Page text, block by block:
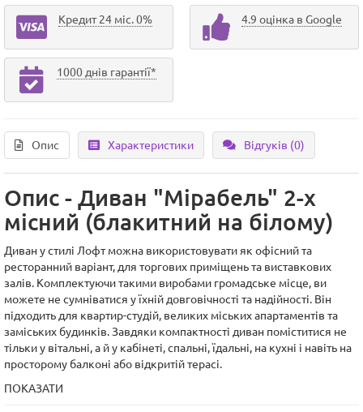
Кредит 24 міс. 0% 4.9 оцінка в Google
1000 днів гарантії*
Опис Характеристики Відгуків (0)
Опис - Диван "Мірабель" 2-х
місний (блакитний на білому)
Диван у стилі Лофт можна використовувати як офісний та
ресторанний варіант, для торгових приміщень та виставкових
залів. Комплектуючи такими виробами громадське місце, ви
можете не сумніватися у їхній довговічності та надійності. Він
підходить для квартир-студій, великих міських апартаментів та
заміських будинків. Завдяки компактності диван поміститися не
тільки у вітальні, а й у кабінеті, спальні, їдальні, на кухні і навіть на
просторому балконі або відкритій терасі.
ПОКАЗАТИ